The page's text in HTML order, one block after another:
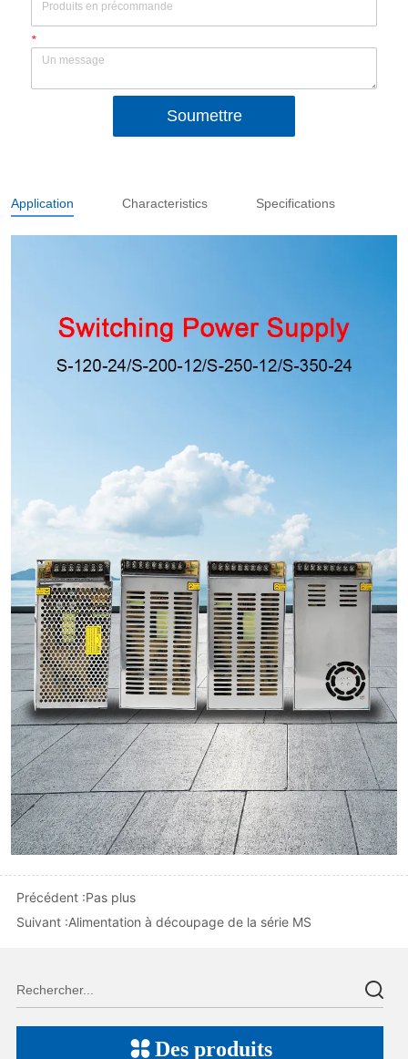
*
Soumettre
Application Characteristics Specifications
Précédent :Pas plus
Suivant :Alimentation à découpage de la série MS
Des produits